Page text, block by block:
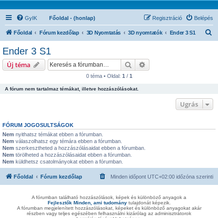
GyIK Főoldal - (honlap) Belépés
Regisztráció
Főoldal Fórum kezdőlap 3D Nyomtatás 3D nyomtatók Ender 3 S1
Ender 3 S1
Új téma Keresés
0 téma • Oldal: 1 / 1
A fórum nem tartalmaz témákat, illetve hozzászólásokat.
Ugrás
FÓRUM JOGOSULTSÁGOK
Nem nyithatsz témákat ebben a fórumban.
Nem válaszolhatsz egy témára ebben a fórumban.
Nem szerkesztheted a hozzászólásaidat ebben a fórumban.
Nem törölheted a hozzászólásaidat ebben a fórumban.
Nem küldhetsz csatolmányokat ebben a fórumban.
Főoldal Fórum kezdőlap Minden időpont UTC+02:00 időzóna szerinti
A fórumban található hozzászólások, képek és különböző anyagok a
Fejlesztők Minden, ami tudománytulajdonát képezik.
A fórumban megjelenített hozzászólásokat, képeket és különböző anyagokat akár
részben vagy teljes egészében felhasználni kizárólag az adminisztrátorok